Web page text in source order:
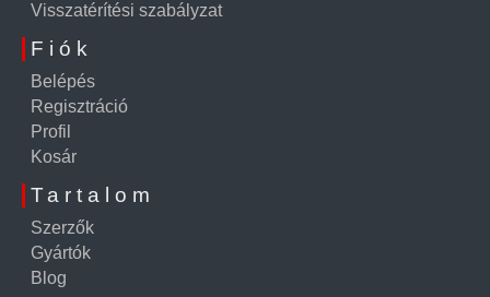
Visszatérítési szabályzat
Fiók
Belépés
Regisztráció
Profil
Kosár
Tartalom
Szerzők
Gyártók
Blog